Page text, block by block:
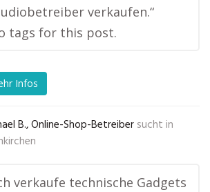
verkaufen.“
tags for this post.
Infos
B., Online-Shop-Betreiber sucht in
verkaufe technische Gadgets